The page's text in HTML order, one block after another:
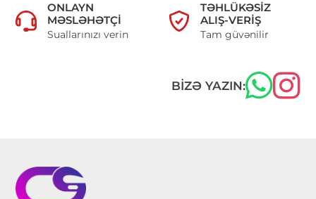
ONLAYN
MƏSLƏHƏTÇI
Suallarınızı verin
TƏHLÜKƏSIZ
ALIŞ-VERIŞ
Tam güvənilir
BIZƏ YAZIN: